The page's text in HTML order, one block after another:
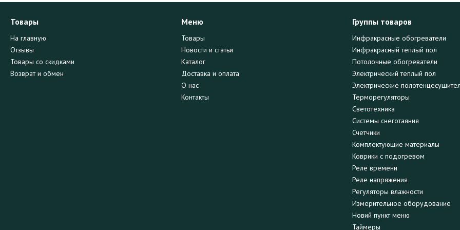
Товары
На главную
Отзывы
Товары со скидками
Возврат и обмен
Меню
Товары
Новости и статьи
Каталог
Доставка и оплата
О нас
Контакты
Группы товаров
Инфракрасные обогреватели
Инфракрасный теплый пол
Потолочные обогреватели
Электрический теплый пол
Электрические
Терморегуляторы
Светотехника
Системы снеготаяния
Счетчики
Комплектующие материалы
Коврики с подогревом
Реле времени
Реле напряжения
Регуляторы влажности
Измерительное оборудование
Новий пункт меню
Таймеры